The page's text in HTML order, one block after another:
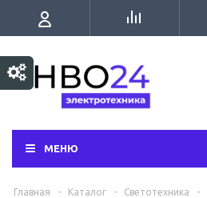
МЕНЮ
Главная - Каталог - Светотехника -